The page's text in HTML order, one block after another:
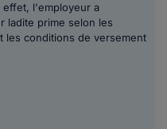
effet, l'employeur a
ladite prime selon les
les conditions de versement